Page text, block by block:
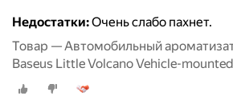
Недостатки:Очень слабо пахнет.
Товар — Автомобильный
Baseus Little Volcano Vehicle-
Серебристый